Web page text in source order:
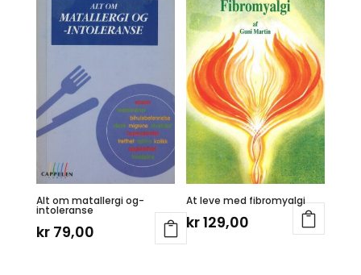
Alt om matallergi og-
intoleranse
kr79,00
At leve med fibromyalgi
kr129,00